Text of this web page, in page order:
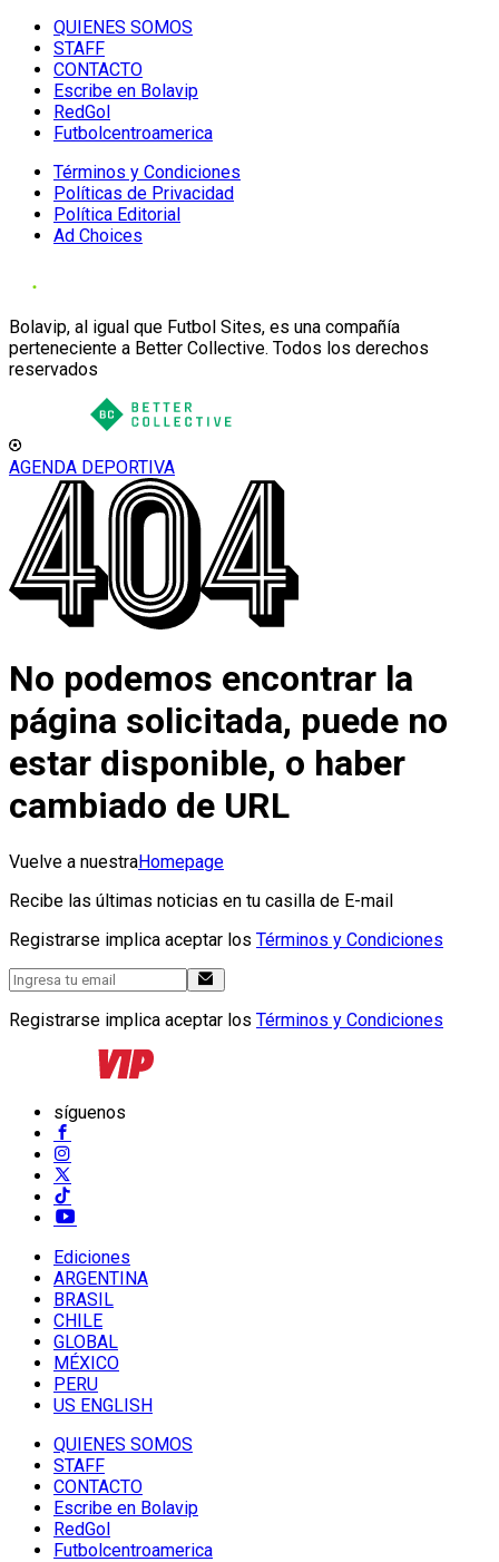
QUIENES SOMOS
STAFF
CONTACTO
Escribe en Bolavip
RedGol
Futbolcentroamerica
Términos y Condiciones
Políticas de Privacidad
Política Editorial
Ad Choices
Bolavip, al igual que Futbol Sites, es una compañía
perteneciente a Better Collective. Todos los derechos
reservados
AGENDA DEPORTIVA
No podemos encontrar la
página solicitada, puede no
estar disponible, o haber
cambiado de URL
Vuelve a nuestraHomepage
Recibe las últimas noticias en tu casilla de E-mail
Registrarse implica aceptar los Términos y Condiciones
Registrarse implica aceptar los Términos y Condiciones
síguenos
Ediciones
ARGENTINA
BRASIL
CHILE
GLOBAL
MÉXICO
PERU
US ENGLISH
QUIENES SOMOS
STAFF
CONTACTO
Escribe en Bolavip
RedGol
Futbolcentroamerica